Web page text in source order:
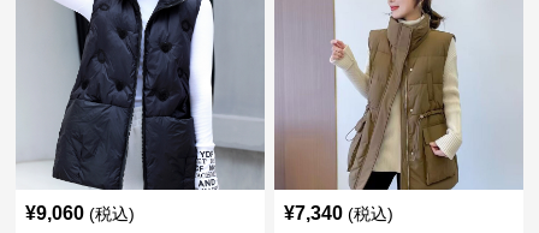
¥9,060 (税込) ¥7,340 (税込)